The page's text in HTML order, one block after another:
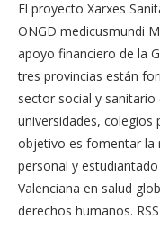
El proyecto Xarxes
ONGD medicusmundi
apoyo financiero de la
tres provincias están
sector social y sanitario
universidades, colegios
objetivo es fomentar la
personal y
Valenciana en salud
derechos humanos. RSS